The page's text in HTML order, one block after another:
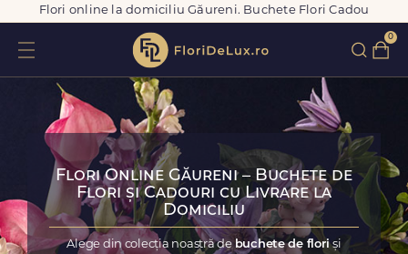
Flori online la domiciliu Găureni. Buchete Flori Cadou
0
Flori Online Găureni – Buchete de
Flori și Cadouri cu Livrare la
Domiciliu
Alege din colecția noastră de buchete de floriși